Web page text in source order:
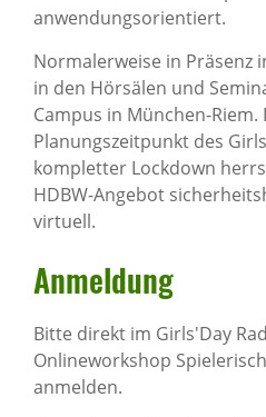
anwendungsorientiert.
Normalerweise in Präsenz
in den Hörsälen und
Campus in München-Riem.
Planungszeitpunkt des
kompletter Lockdown
HDBW-Angebot
virtuell.
Anmel­dung
Bitte direkt im Girls'Day
Onlineworkshop
anmelden.